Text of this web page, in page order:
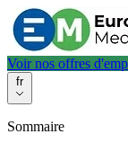
Voir nos offres
fr
Sommaire